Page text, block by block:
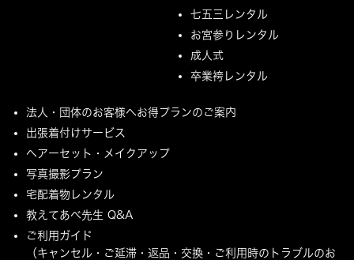
七五三レンタル
お宮参りレンタル
成人式
卒業袴レンタル
法人・団体のお客様へお得プランのご案内
出張着付けサービス
ヘアーセット・メイクアップ
写真撮影プラン
宅配着物レンタル
教えてあべ先生 Q&A
ご利用ガイド
（キャンセル・ご延滞・返品・交換・ご利用時のトラブルのお